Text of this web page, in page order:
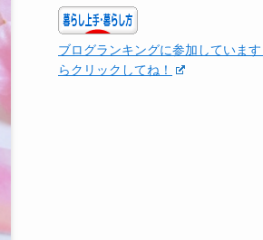
ブログランキングに参加していま
らクリックしてね！